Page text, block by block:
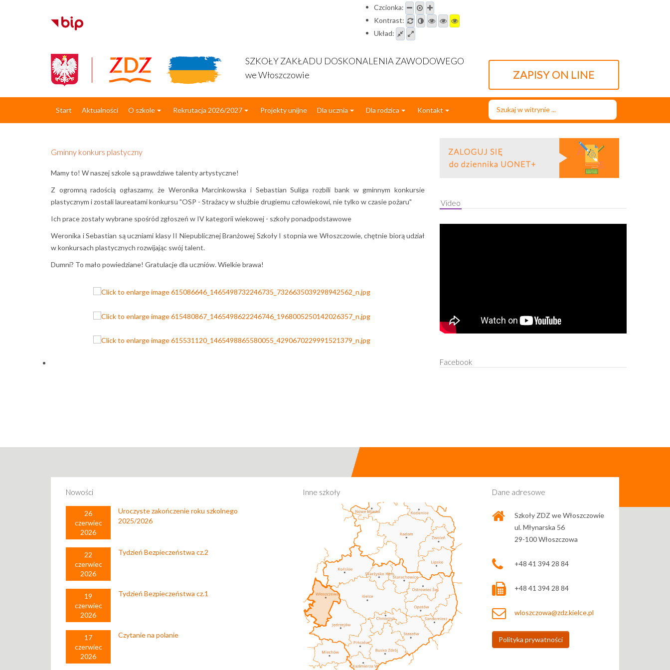
Czcionka:
Kontrast:
Układ:
SZKOŁY ZAKŁADU DOSKONALENIA ZAWODOWEGO
we Włoszczowie
ZAPISY ON LINE
Start Aktualności O szkole Rekrutacja 2026/2027 Projekty unijne Dla ucznia Dla rodzica Kontakt
Szukaj...
Gminny konkurs plastyczny
Mamy to! W naszej szkole są prawdziwe talenty artystyczne!
​Z ogromną radością ogłaszamy, że Weronika Marcinkowska i Sebastian Suliga rozbili bank w gminnym konkursie
plastycznym i zostali laureatami konkursu "OSP - Strażacy w służbie drugiemu człowiekowi, nie tylko w czasie pożaru"
Ich prace zostały wybrane spośród zgłoszeń w IV kategorii wiekowej - szkoły ponadpodstawowe
Weronika i Sebastian są uczniami klasy II Niepublicznej Branżowej Szkoły I stopnia we Włoszczowie, chętnie biorą udział
w konkursach plastycznych rozwijając swój talent.
​Dumni? To mało powiedziane! Gratulacje dla uczniów. Wielkie brawa!
Video
Facebook
Nowości
26
czerwiec
2026
Uroczyste zakończenie roku szkolnego
2025/2026
22
czerwiec
2026
Tydzień Bezpieczeństwa cz.2
19
czerwiec
2026
Tydzień Bezpieczeństwa cz.1
17
czerwiec
2026
Czytanie na polanie
Inne szkoły Dane adresowe
Szkoły ZDZ we Włoszczowie
ul. Młynarska 56
29-100 Włoszczowa
+48 41 394 28 84
+48 41 394 28 84
wloszczowa@zdz.kielce.pl
Polityka prywatności